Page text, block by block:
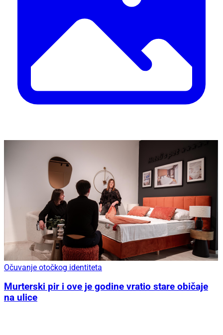
Očuvanje otočkog identiteta
Murterski pir i ove je godine vratio stare običaje
na ulice